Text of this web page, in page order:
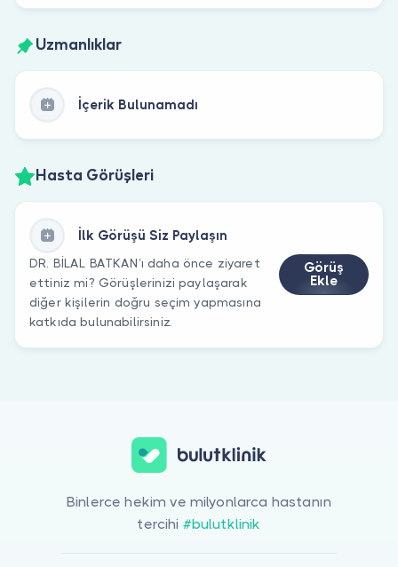
Uzmanlıklar
İçerik Bulunamadı
Hasta Görüşleri
İlk Görüşü Siz Paylaşın
DR. BİLAL BATKAN’ı daha önce ziyaret
ettiniz mi? Görüşlerinizi paylaşarak
diğer kişilerin doğru seçim yapmasına
katkıda bulunabilirsiniz.
Görüş
Ekle
Binlerce hekim ve milyonlarca hastanın
tercihi #bulutklinik